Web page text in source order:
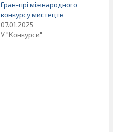
Гран-прі міжнародного
конкурсу мистецтв
07.01.2025
У "Конкурси"